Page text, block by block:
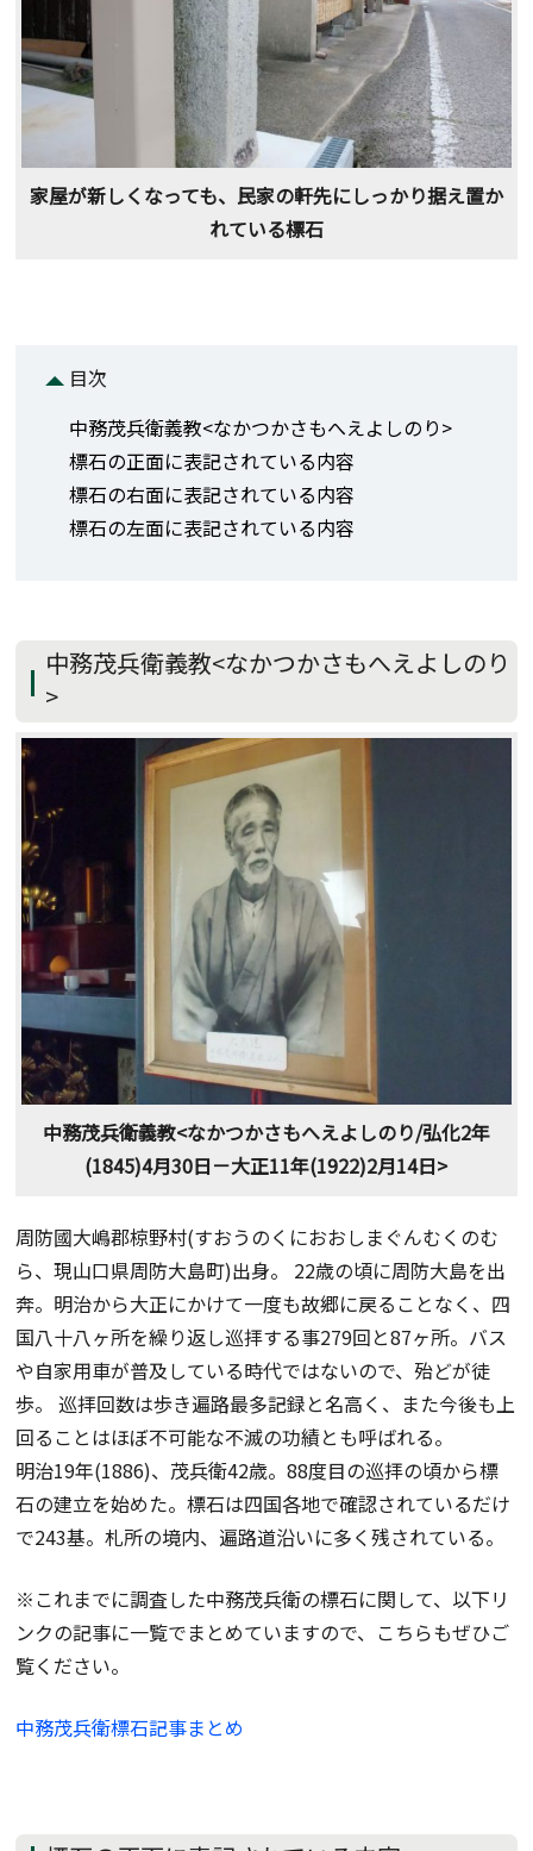
家屋が新しくなっても、民家の軒先にしっかり据え置か
れている標石
目次
中務茂兵衛義教<なかつかさもへえよしのり>
標石の正面に表記されている内容
標石の右面に表記されている内容
標石の左面に表記されている内容
中務茂兵衛義教<なかつかさもへえよしのり
>
中務茂兵衛義教<なかつかさもへえよしのり/弘化2年
(1845)4月30日－大正11年(1922)2月14日>
周防國大嶋郡椋野村(すおうのくにおおしまぐんむくのむ
ら、現山口県周防大島町)出身。 22歳の頃に周防大島を出
奔。明治から大正にかけて一度も故郷に戻ることなく、四
国八十八ヶ所を繰り返し巡拝する事279回と87ヶ所。バス
や自家用車が普及している時代ではないので、殆どが徒
歩。 巡拝回数は歩き遍路最多記録と名高く、また今後も上
回ることはほぼ不可能な不滅の功績とも呼ばれる。
明治19年(1886)、茂兵衛42歳。88度目の巡拝の頃から標
石の建立を始めた。標石は四国各地で確認されているだけ
で243基。札所の境内、遍路道沿いに多く残されている。
※これまでに調査した中務茂兵衛の標石に関して、以下リ
ンクの記事に一覧でまとめていますので、こちらもぜひご
覧ください。
中務茂兵衛標石記事まとめ